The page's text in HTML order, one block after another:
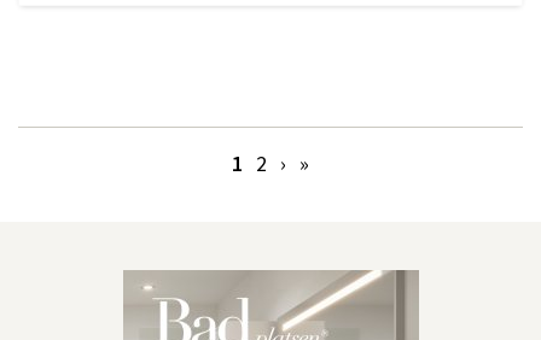
1 2 › »